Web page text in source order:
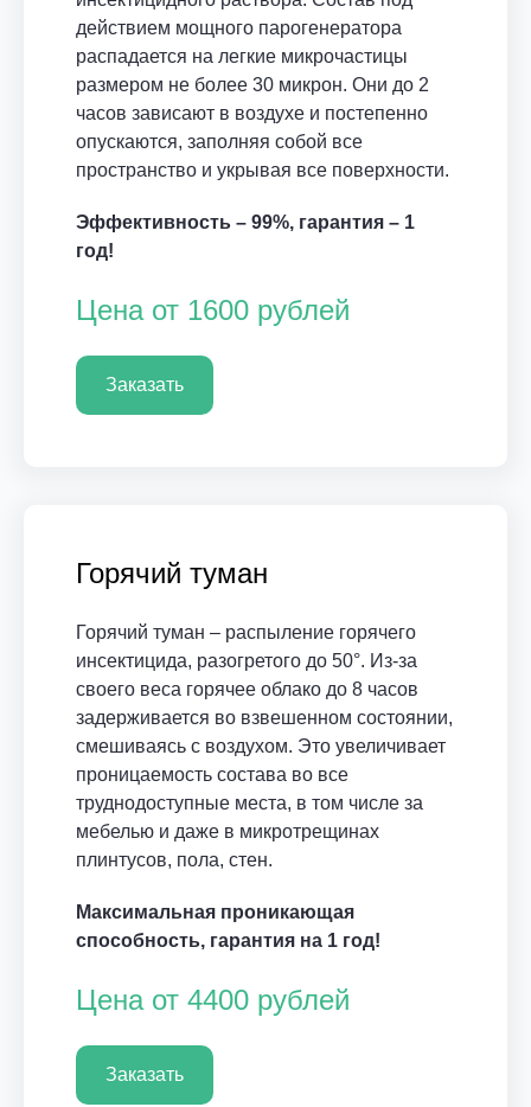
действием мощного парогенератора
распадается на легкие микрочастицы
размером не более 30 микрон. Они до 2
часов зависают в воздухе и постепенно
опускаются, заполняя собой все
пространство и укрывая все поверхности.
Эффективность – 99%, гарантия – 1
год!
Цена от 1600 рублей
Заказать
Горячий туман
Горячий туман – распыление горячего
инсектицида, разогретого до 50°. Из-за
своего веса горячее облако до 8 часов
задерживается во взвешенном состоянии,
смешиваясь с воздухом. Это увеличивает
проницаемость состава во все
труднодоступные места, в том числе за
мебелью и даже в микротрещинах
плинтусов, пола, стен.
Максимальная проникающая
способность, гарантия на 1 год!
Цена от 4400 рублей
Заказать